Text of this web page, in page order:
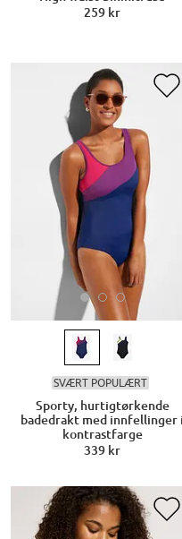
259 kr
SVÆRT POPULÆRT
Sporty, hurtigtørkende
badedrakt med innfellinger i
kontrastfarge
339 kr